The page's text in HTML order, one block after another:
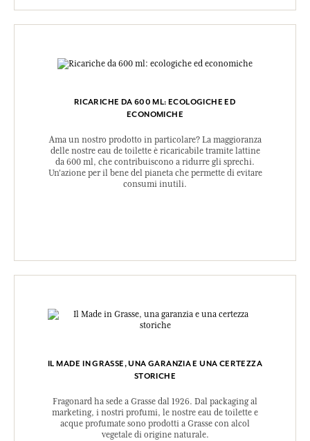
RICARICHE DA 600 ML: ECOLOGICHE ED
ECONOMICHE
Ama un nostro prodotto in particolare? La maggioranza
delle nostre eau de toilette è ricaricabile tramite lattine
da 600 ml, che contribuiscono a ridurre gli sprechi.
Un'azione per il bene del pianeta che permette di evitare
consumi inutili.
IL MADE IN GRASSE, UNA GARANZIA E UNA CERTEZZA
STORICHE
Fragonard ha sede a Grasse dal 1926. Dal packaging al
marketing, i nostri profumi, le nostre eau de toilette e
acque profumate sono prodotti a Grasse con alcol
vegetale di origine naturale.